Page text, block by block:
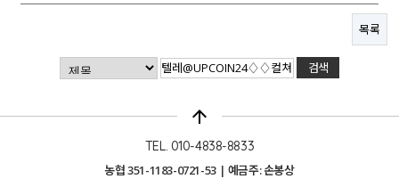
목록
arrow_upward
TEL. 010-4838-8833
농협 351-1183-0721-53 | 예금주: 손봉상